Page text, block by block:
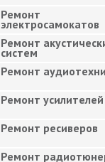
Ремонт
электросамокатов
Ремонт
систем
Ремонт
Ремонт усилителей
Ремонт ресиверов
Ремонт